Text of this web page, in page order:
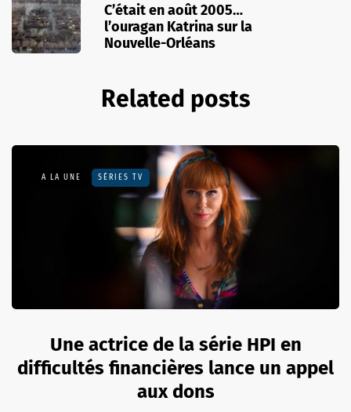
C’était en août 2005…
l’ouragan Katrina sur la
Nouvelle-Orléans
Related posts
A LA UNE SÉRIES TV
Une actrice de la série HPI en
difficultés financières lance un appel
aux dons